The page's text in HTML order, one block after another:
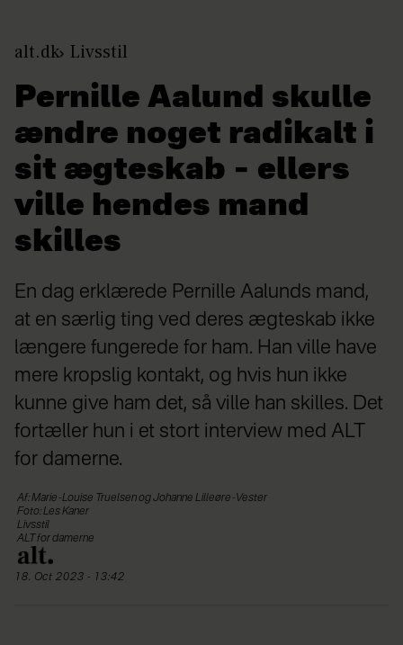
alt.dk Livsstil
Pernille Aalund skulle
ændre noget radikalt i
sit ægteskab – ellers
ville hendes mand
skilles
En dag erklærede Pernille Aalunds mand,
at en særlig ting ved deres ægteskab ikke
længere fungerede for ham. Han ville have
mere kropslig kontakt, og hvis hun ikke
kunne give ham det, så ville han skilles. Det
fortæller hun i et stort interview med ALT
for damerne.
Af: Marie-Louise Truelsen og Johanne Lilleøre-Vester
Foto: Les Kaner
Livsstil
ALT for damerne
18. Oct 2023 - 13:42